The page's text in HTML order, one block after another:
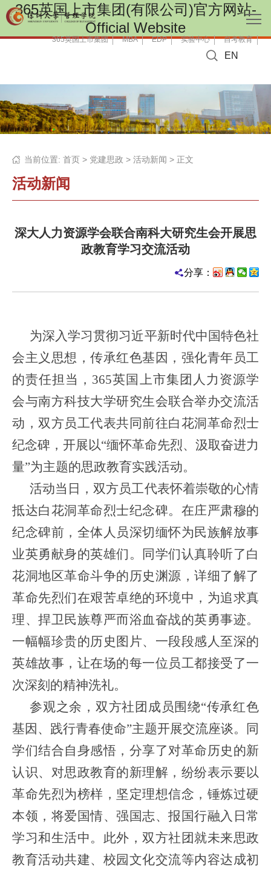
365英国上市集团(有限公司)官方网站-
Official Website
EN
365英国上市集团 MBA EDP 实验中心 自考教育
当前位置: 首页 > 党建思政 > 活动新闻 > 正文
活动新闻
深大人力资源学会联合南科大研究生会开展思
政教育学习交流活动
分享：
为深入学习贯彻习近平新时代中国特色社
会主义思想，传承红色基因，强化青年员工
的责任担当，365英国上市集团人力资源学
会与南方科技大学研究生会联合举办交流活
动，双方员工代表共同前往白花洞革命烈士
纪念碑，开展以“缅怀革命先烈、汲取奋进力
量”为主题的思政教育实践活动。
活动当日，双方员工代表怀着崇敬的心情
抵达白花洞革命烈士纪念碑。在庄严肃穆的
纪念碑前，全体人员深切缅怀为民族解放事
业英勇献身的英雄们。同学们认真聆听了白
花洞地区革命斗争的历史渊源，详细了解了
革命先烈们在艰苦卓绝的环境中，为追求真
理、捍卫民族尊严而浴血奋战的英勇事迹。
一幅幅珍贵的历史图片、一段段感人至深的
英雄故事，让在场的每一位员工都接受了一
次深刻的精神洗礼。
参观之余，双方社团成员围绕“传承红色
基因、践行青春使命”主题开展交流座谈。同
学们结合自身感悟，分享了对革命历史的新
认识、对思政教育的新理解，纷纷表示要以
革命先烈为榜样，坚定理想信念，锤炼过硬
本领，将爱国情、强国志、报国行融入日常
学习和生活中。此外，双方社团就未来思政
教育活动共建、校园文化交流等内容达成初